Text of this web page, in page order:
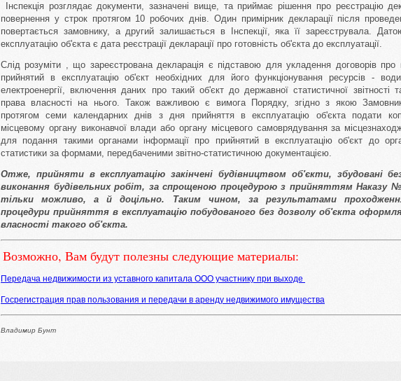
Інспекція розглядає документи, зазначені вище, та приймає рішення про реєстрацію
повернення у строк протягом 10 робочих днів. Один примірник декларації після
повертається замовнику, а другий залишається в Інспекції, яка її зареєструвала.
експлуатацію об'єкта є дата реєстрації декларації про готовність об'єкта до експлуатації.
Слід розуміти , що зареєстрована декларація є підставою для укладення договорів про
прийнятий в експлуатацію об'єкт необхідних для його функціонування ресурсів -
електроенергії, включення даних про такий об'єкт до державної статистичної звітності
права власності на нього. Також важливою є вимога Порядку, згідно з якою
протягом семи календарних днів з дня прийняття в експлуатацію об'єкта подати
місцевому органу виконавчої влади або органу місцевого самоврядування за
для подання такими органами інформації про прийнятий в експлуатацію об'єкт до
статистики за формами, передбаченими звітно-статистичною документацією.
Отже, прийняти в експлуатацію закінчені будівництвом об'єкти, збудовані
виконання будівельних робіт, за спрощеною процедурою з прийняттям Наказу
тільки можливо, а й доцільно. Таким чином, за результатами
процедури прийняття в експлуатацію побудованого без дозволу об'єкта
власності такого об'єкта.
Возможно, Вам будут полезны следующие материалы:
Передача недвижимости из уставного капитала ООО участнику при выходе
Госрегистрация прав пользования и передачи в аренду недвижимого имущества
Владимир Бунт